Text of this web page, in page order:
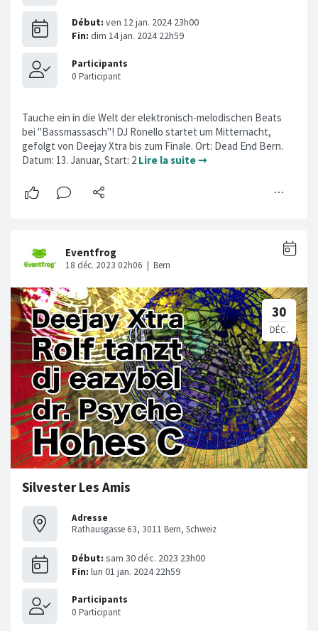
Tauche ein in die Welt der elektronisch-melodischen Beats
bei "Bassmassasch"! DJ Ronello startet um Mitternacht,
gefolgt von Deejay Xtra bis zum Finale. Ort: Dead End Bern.
Datum: 13. Januar, Start: 2 Lire la suite ➞
Silvester Les Amis
Adresse
Rathausgasse 63, 3011 Bern, Schweiz